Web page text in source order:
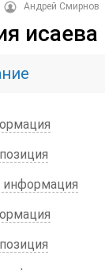
Андрей Смирнов
информация